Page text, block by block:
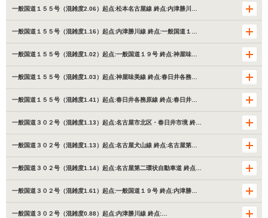
一般国道１５５号（混雑度2.06）起点:松本名古屋線 終点:内津勝川…
一般国道１５５号（混雑度1.16）起点:内津勝川線 終点:一般国道１…
一般国道１５５号（混雑度1.02）起点:一般国道１９号 終点:神屋味…
一般国道１５５号（混雑度1.03）起点:神屋味美線 終点:春日井各務…
一般国道１５５号（混雑度1.41）起点:春日井各務原線 終点:春日井…
一般国道３０２号（混雑度1.13）起点:名古屋市北区・春日井市境 終…
一般国道３０２号（混雑度1.13）起点:名古屋犬山線 終点:名古屋第…
一般国道３０２号（混雑度1.14）起点:名古屋第二環状自動車道 終点…
一般国道３０２号（混雑度1.61）起点:一般国道１９号 終点:内津勝…
一般国道３０２号（混雑度0.88）起点:内津勝川線 終点:…